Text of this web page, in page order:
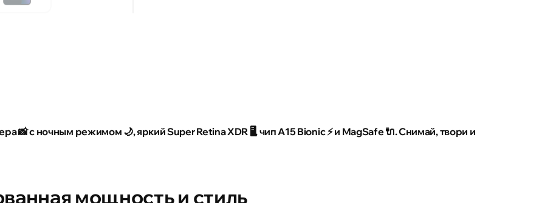
📸 с ночным режимом 🌙, яркий Super Retina XDR 🖥️, чип A15 Bionic ⚡ и MagSafe 🔌. Снимай, твори и
мощность и стиль